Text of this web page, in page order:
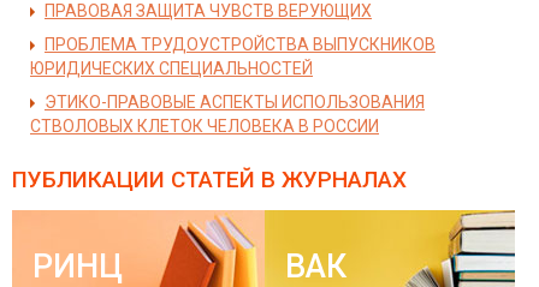
ПРАВОВАЯ ЗАЩИТА ЧУВСТВ ВЕРУЮЩИХ
ПРОБЛЕМА ТРУДОУСТРОЙСТВА ВЫПУСКНИКОВ
ЮРИДИЧЕСКИХ СПЕЦИАЛЬНОСТЕЙ
ЭТИКО-ПРАВОВЫЕ АСПЕКТЫ ИСПОЛЬЗОВАНИЯ
СТВОЛОВЫХ КЛЕТОК ЧЕЛОВЕКА В РОССИИ
ПУБЛИКАЦИИ СТАТЕЙ В ЖУРНАЛАХ
РИНЦ ВАК